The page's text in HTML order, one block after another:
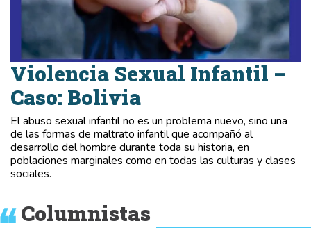
Violencia Sexual Infantil –
Caso: Bolivia
El abuso sexual infantil no es un problema nuevo, sino una
de las formas de maltrato infantil que acompañó al
desarrollo del hombre durante toda su historia, en
poblaciones marginales como en todas las culturas y clases
sociales.
Columnistas